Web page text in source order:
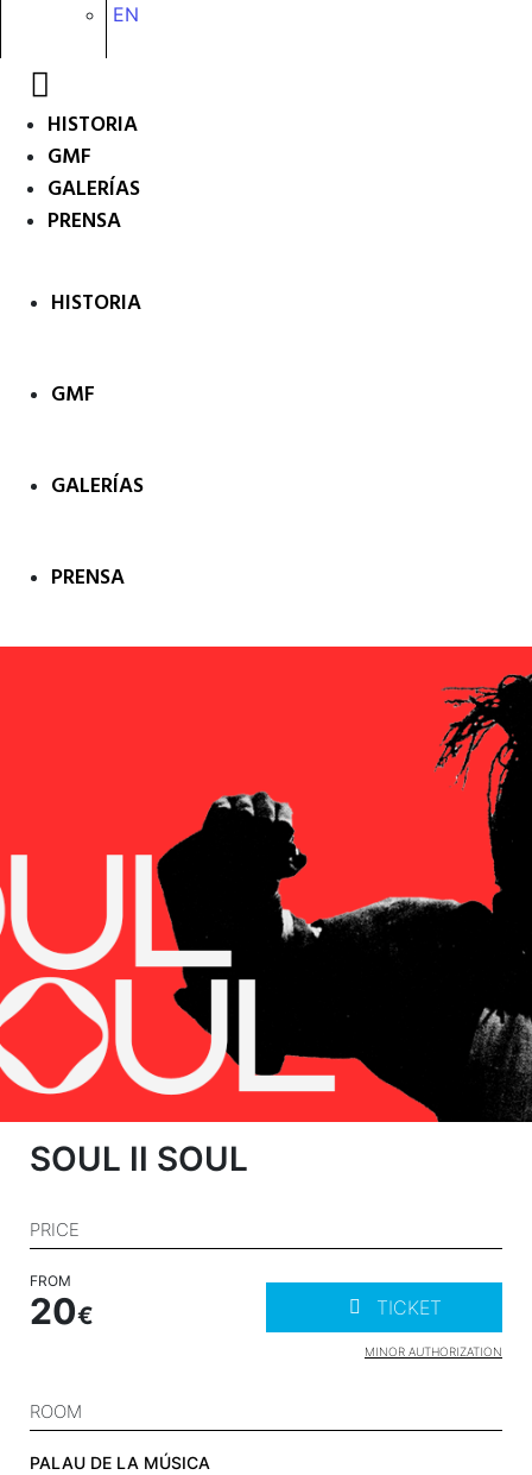
EN
HISTORIA
GMF
GALERÍAS
PRENSA
HISTORIA
GMF
GALERÍAS
PRENSA
SOUL II SOUL
PRICE
FROM
20 TICKET
MINOR AUTHORIZATION
ROOM
PALAU DE LA MÚSICA